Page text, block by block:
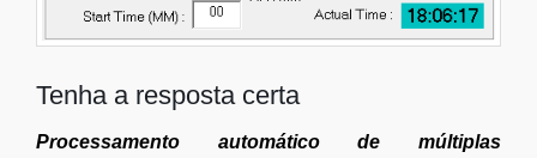
Tenha a resposta certa
Processamento automático de múltiplas